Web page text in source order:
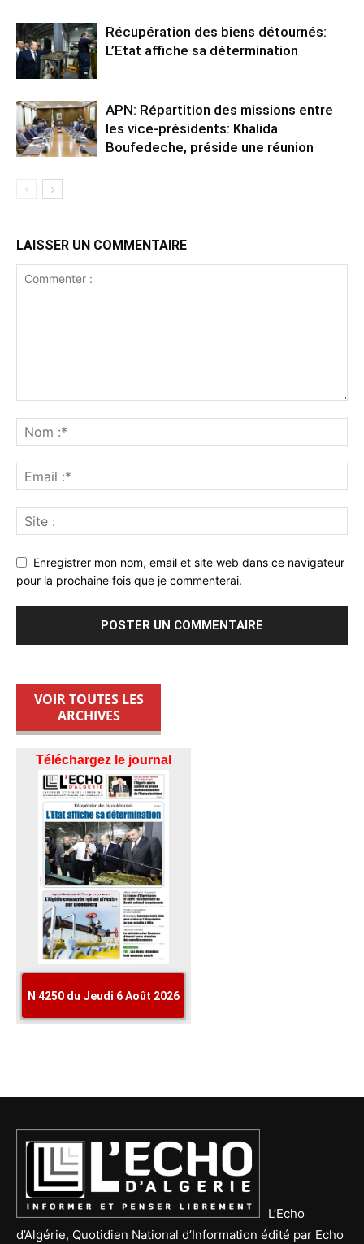
Récupération des biens détournés:
L’Etat affiche sa détermination
APN: Répartition des missions entre
les vice-présidents: Khalida
Boufedeche, préside une réunion
LAISSER UN COMMENTAIRE
Enregistrer mon nom, email et site web dans ce navigateur
pour la prochaine fois que je commenterai.
VOIR TOUTES LES
ARCHIVES
L’Echo
d’Algérie, Quotidien National d’Information édité par Echo